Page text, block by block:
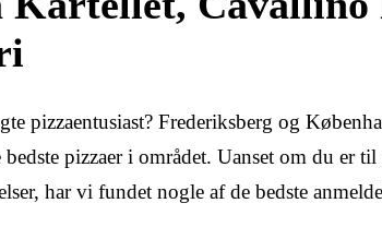
pizzaentusiast? Frederiksberg og
pizzaer i området. Uanset om du er
har vi fundet nogle af de bedste